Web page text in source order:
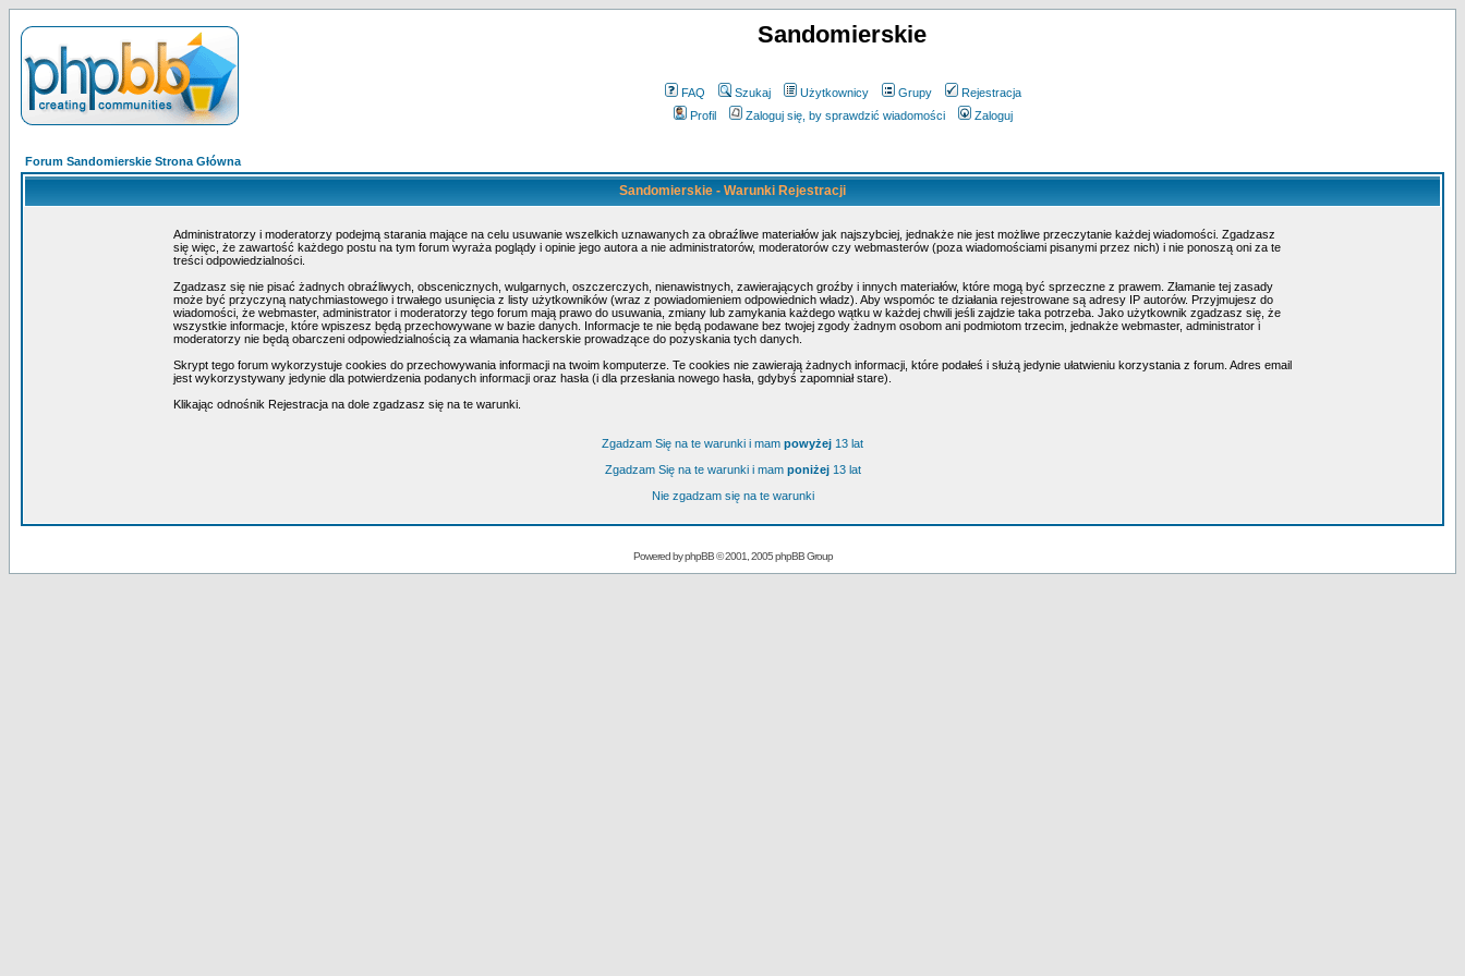
Sandomierskie
FAQ Szukaj Użytkownicy Grupy
Rejestracja
Profil
Zaloguj się, by sprawdzić wiadomości Zaloguj
Forum Sandomierskie Strona Główna
Sandomierskie - Warunki Rejestracji
Administratorzy i moderatorzy podejmą starania mające na celu usuwanie wszelkich uznawanych za obraźliwe materiałów jak najszybciej, jednakże nie jest możliwe przeczytanie każdej wiadomości. Zgadzasz
się więc, że zawartość każdego postu na tym forum wyraża poglądy i opinie jego autora a nie administratorów, moderatorów czy webmasterów (poza wiadomościami pisanymi przez nich) i nie ponoszą oni za te
treści odpowiedzialności.
Zgadzasz się nie pisać żadnych obraźliwych, obscenicznych, wulgarnych, oszczerczych, nienawistnych, zawierających groźby i innych materiałów, które mogą być sprzeczne z prawem. Złamanie tej zasady
może być przyczyną natychmiastowego i trwałego usunięcia z listy użytkowników (wraz z powiadomieniem odpowiednich władz). Aby wspomóc te działania rejestrowane są adresy IP autorów. Przyjmujesz do
wiadomości, że webmaster, administrator i moderatorzy tego forum mają prawo do usuwania, zmiany lub zamykania każdego wątku w każdej chwili jeśli zajdzie taka potrzeba. Jako użytkownik zgadzasz się, że
wszystkie informacje, które wpiszesz będą przechowywane w bazie danych. Informacje te nie będą podawane bez twojej zgody żadnym osobom ani podmiotom trzecim, jednakże webmaster, administrator i
moderatorzy nie będą obarczeni odpowiedzialnością za włamania hackerskie prowadzące do pozyskania tych danych.
Skrypt tego forum wykorzystuje cookies do przechowywania informacji na twoim komputerze. Te cookies nie zawierają żadnych informacji, które podałeś i służą jedynie ułatwieniu korzystania z forum. Adres email
jest wykorzystywany jedynie dla potwierdzenia podanych informacji oraz hasła (i dla przesłania nowego hasła, gdybyś zapomniał stare).
Klikając odnośnik Rejestracja na dole zgadzasz się na te warunki.
Zgadzam Się na te warunki i mam powyżej 13 lat
Zgadzam Się na te warunki i mam poniżej13 lat
Nie zgadzam się na te warunki
Powered byphpBB© 2001, 2005 phpBB Group